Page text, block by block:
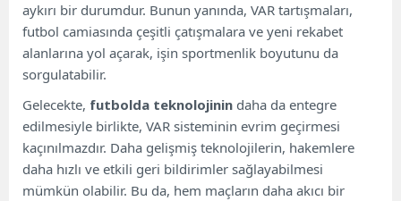
aykırı bir durumdur. Bunun yanında, VAR tartışmaları,
futbol camiasında çeşitli çatışmalara ve yeni rekabet
alanlarına yol açarak, işin sportmenlik boyutunu da
sorgulatabilir.
Gelecekte, futbolda teknolojinin daha da entegre
edilmesiyle birlikte, VAR sisteminin evrim geçirmesi
kaçınılmazdır. Daha gelişmiş teknolojilerin, hakemlere
daha hızlı ve etkili geri bildirimler sağlayabilmesi
mümkün olabilir. Bu da, hem maçların daha akıcı bir